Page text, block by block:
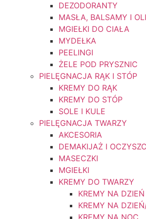
DEZODORANTY
MASŁA, BALSAMY I
MGIEŁKI DO CIAŁA
MYDEŁKA
PEELINGI
ŻELE POD PRYSZNIC
PIELĘGNACJA RĄK I STÓP
KREMY DO RĄK
KREMY DO STÓP
SOLE I KULE
PIELĘGNACJA TWARZY
AKCESORIA
DEMAKIJAŻ I
MASECZKI
MGIEŁKI
KREMY DO TWARZY
KREMY NA DZIEŃ
KREMY NA
KREMY NA NOC